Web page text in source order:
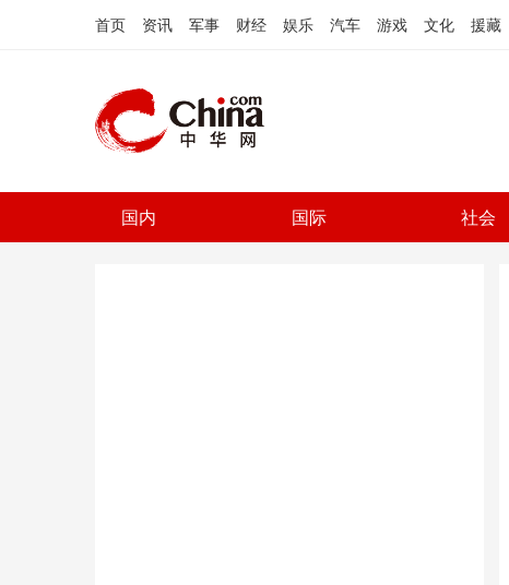
首页 资讯 军事 财经 娱乐 汽车 游戏 文化 援藏
国内 国际 社会